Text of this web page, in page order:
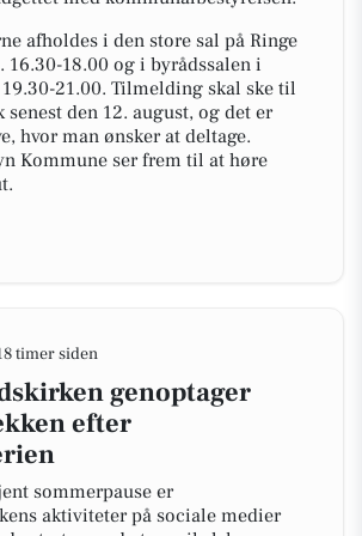
afholdes i den store sal på Ringe
18.00 og i byrådssalen i
21.00. Tilmelding skal ske til
senest den 12. august, og det er
hvor man ønsker at deltage.
Kommune ser frem til at høre
timer siden
genoptager
efter
sommerpause er
aktiviteter på sociale medier